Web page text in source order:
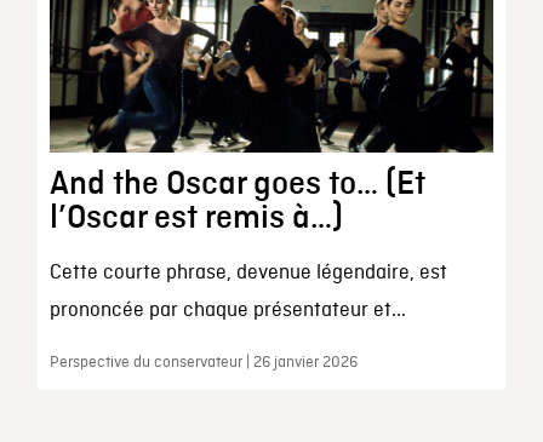
And the Oscar goes to… (Et
l’Oscar est remis à…)
Cette courte phrase, devenue légendaire, est
prononcée par chaque présentateur et...
Perspective du conservateur | 26 janvier 2026